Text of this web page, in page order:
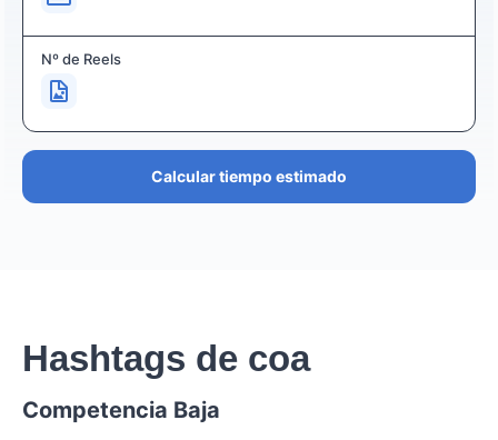
Nº de Reels
Calcular tiempo estimado
Hashtags de coa
Competencia Baja